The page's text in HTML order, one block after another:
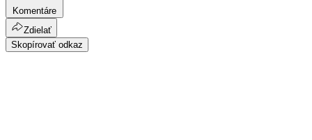
Komentáre
Zdielať
Skopírovať odkaz